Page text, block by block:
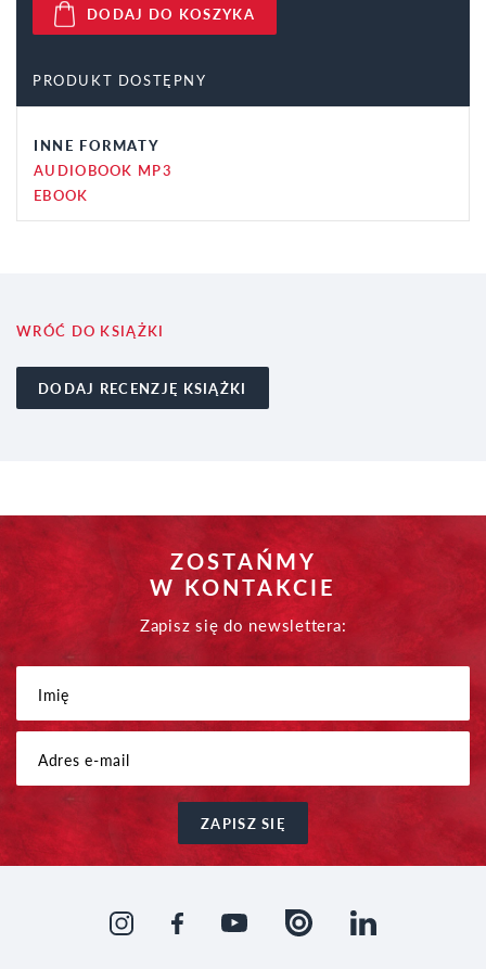
DODAJ DO KOSZYKA
PRODUKT DOSTĘPNY
INNE FORMATY
AUDIOBOOK MP3
EBOOK
WRÓĆ DO KSIĄŻKI
DODAJ RECENZJĘ KSIĄŻKI
ZOSTAŃMY
W KONTAKCIE
Zapisz się do newslettera:
ZAPISZ SIĘ